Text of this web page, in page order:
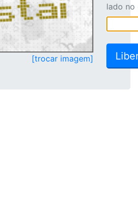
[trocar imagem]
lado no